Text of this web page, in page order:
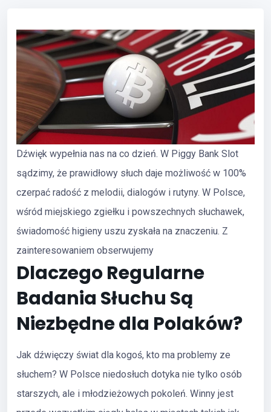
Dźwięk wypełnia nas na co dzień. W Piggy Bank Slot
sądzimy, że prawidłowy słuch daje możliwość w 100%
czerpać radość z melodii, dialogów i rutyny. W Polsce,
wśród miejskiego zgiełku i powszechnych słuchawek,
świadomość higieny uszu zyskała na znaczeniu. Z
zainteresowaniem obserwujemy
Dlaczego Regularne
Badania Słuchu Są
Niezbędne dla Polaków?
Jak dźwięczy świat dla kogoś, kto ma problemy ze
słuchem? W Polsce niedosłuch dotyka nie tylko osób
starszych, ale i młodzieżowych pokoleń. Winny jest